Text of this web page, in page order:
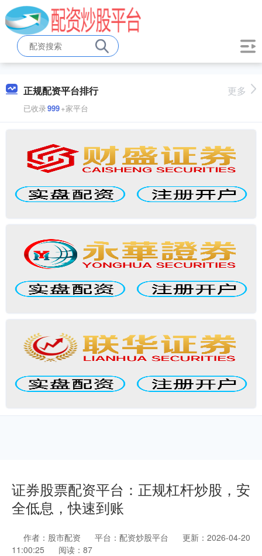
正规配资平台排行
已收录999+家平台
更多
证券股票配资平台：正规杠杆炒股，安
全低息，快速到账
作者：股市配资 平台：配资炒股平台
更新：2026-04-20
11:00:25
阅读：87